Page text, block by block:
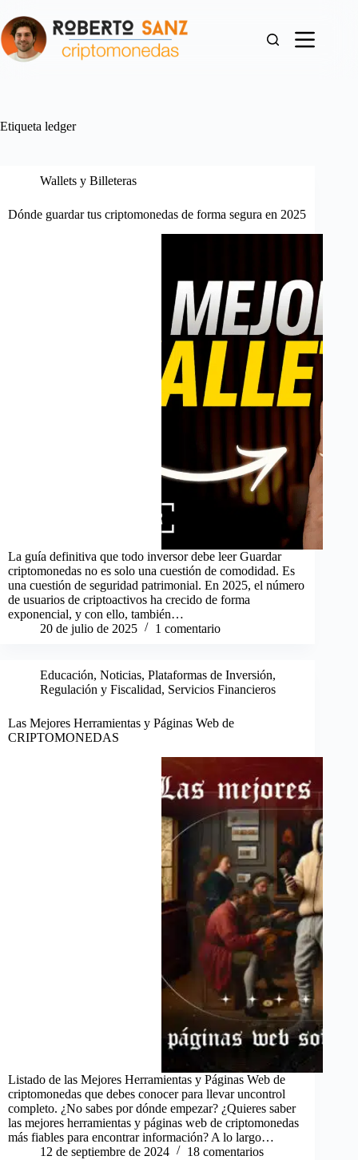
al
contenido
Etiqueta ledger
Wallets y Billeteras
Dónde guardar tus criptomonedas de forma segura en 2025
La guía definitiva que todo inversor debe leer Guardar
criptomonedas no es solo una cuestión de comodidad. Es
una cuestión de seguridad patrimonial. En 2025, el número
de usuarios de criptoactivos ha crecido de forma
exponencial, y con ello, también…
20 de julio de 2025
1 comentario
Educación, Noticias, Plataformas de Inversión,
Regulación y Fiscalidad, Servicios Financieros
Las Mejores Herramientas y Páginas Web de
CRIPTOMONEDAS
Listado de las Mejores Herramientas y Páginas Web de
criptomonedas que debes conocer para llevar uncontrol
completo. ¿No sabes por dónde empezar? ¿Quieres saber
las mejores herramientas y páginas web de criptomonedas
más fiables para encontrar información? A lo largo…
12 de septiembre de 2024
18 comentarios